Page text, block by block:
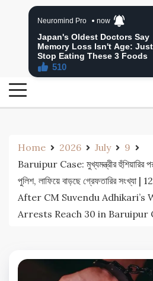
24 Ghanta Bangla
24 Ghanta Bengali News
Home 2026 July
9
Baruipur Case: মুখ্যমন্ত্রীর হুঁশিয়ারির
পুলিশ, লাফিয়ে বাড়ছে গ্রেফতারির
After CM Suvendu Adhikari’s
Arrests Reach 30 in Baruipur